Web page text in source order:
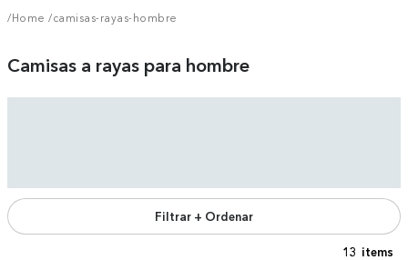
/Home /camisas-rayas-hombre
Camisas a rayas para hombre
Filtrar + Ordenar
13